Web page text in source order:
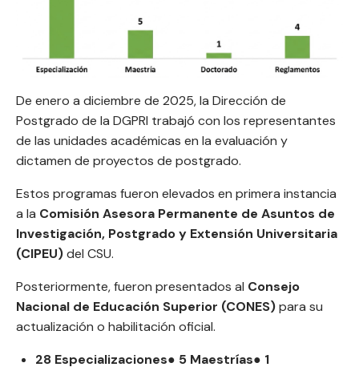
De enero a diciembre de 2025, la Dirección de
Postgrado de la DGPRI trabajó con los representantes
de las unidades académicas en la evaluación y
dictamen de proyectos de postgrado.
Estos programas fueron elevados en primera instancia
a la Comisión Asesora Permanente de Asuntos de
Investigación, Postgrado y Extensión Universitaria
(CIPEU)del CSU.
Posteriormente, fueron presentados al Consejo
Nacional de Educación Superior (CONES)para su
actualización o habilitación oficial.
28 Especializaciones● 5 Maestrías● 1